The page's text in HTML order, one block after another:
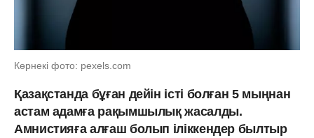
Көрнекі фото: pexels.com
Қазақстанда бұған дейін істі болған 5 мыңнан
астам адамға рақымшылық жасалды.
Амнистияға алғаш болып іліккендер былтыр